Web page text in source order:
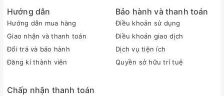
Lõi lọc than hoạt tính CTO 20 inch gầy
thuốc bảo vệ thực vật, dư lượng clo trong nước.
Hướng dẫn
Hướng dẫn mua hàng
Giao nhận và thanh toán
Đổi trả và bảo hành
Đăng kí thành viên
Bảo hành và thanh toán
Điều khoản sử dụng
Điều khoản giao dịch
Dịch vụ tiện ích
Quyền sở hữu trí tuệ
Chấp nhận thanh toán